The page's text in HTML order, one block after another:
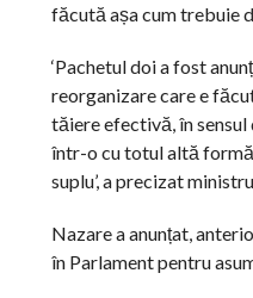
făcută așa cum trebuie
‘Pachetul doi a fost
reorganizare care e
tăiere efectivă, în sensul
într-o cu totul altă
suplu’, a precizat
Nazare a anunțat,
în Parlament pentru